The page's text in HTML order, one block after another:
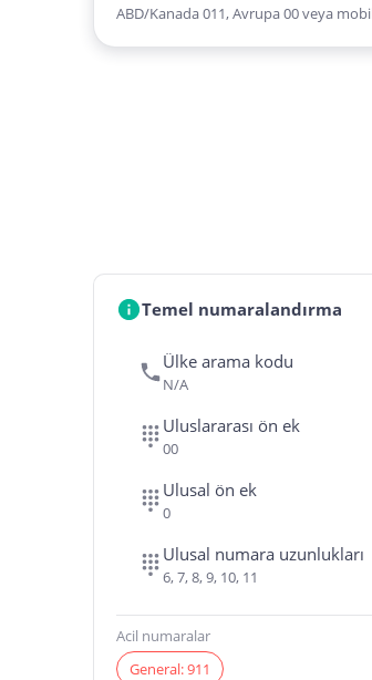
ABD/Kanada 011, Avrupa 00 veya
Temel numaralandırma
Ülke arama kodu
N/A
Uluslararası ön ek
00
Ulusal ön ek
0
Ulusal numara uzunlukları
6, 7, 8, 9, 10, 11
Acil numaralar
General: 911